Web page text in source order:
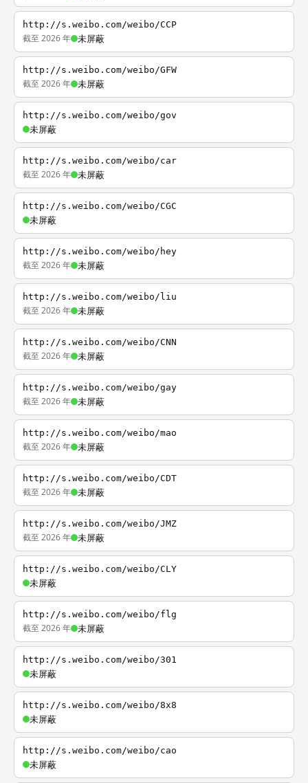
http://s.weibo.com/weibo/CCP
截至 2026 年 未屏蔽
http://s.weibo.com/weibo/GFW
截至 2026 年 未屏蔽
http://s.weibo.com/weibo/gov
未屏蔽
http://s.weibo.com/weibo/car
截至 2026 年 未屏蔽
http://s.weibo.com/weibo/CGC
未屏蔽
http://s.weibo.com/weibo/hey
截至 2026 年 未屏蔽
http://s.weibo.com/weibo/liu
截至 2026 年 未屏蔽
http://s.weibo.com/weibo/CNN
截至 2026 年 未屏蔽
http://s.weibo.com/weibo/gay
截至 2026 年 未屏蔽
http://s.weibo.com/weibo/mao
截至 2026 年 未屏蔽
http://s.weibo.com/weibo/CDT
截至 2026 年 未屏蔽
http://s.weibo.com/weibo/JMZ
截至 2026 年 未屏蔽
http://s.weibo.com/weibo/CLY
未屏蔽
http://s.weibo.com/weibo/flg
截至 2026 年 未屏蔽
http://s.weibo.com/weibo/301
未屏蔽
http://s.weibo.com/weibo/8x8
未屏蔽
http://s.weibo.com/weibo/cao
未屏蔽